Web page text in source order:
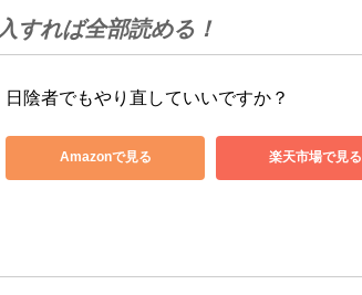
すれば全部読める！
日陰者でもやり直していいですか？
Amazonで見る 楽天市場で見る